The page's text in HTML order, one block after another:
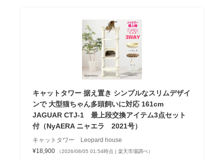
キャットタワー 据え置き シンプルなスリムデザイ
ンで 大型猫ちゃん多頭飼いに対応 161cm
JAGUAR CTJ-1 最上段交換アイテム3点セット
付（NyAERA ニャエラ 2021号）
キャットタワー Leopard house
¥18,900
（2026/08/05 01:54時点 | 楽天市場調べ）